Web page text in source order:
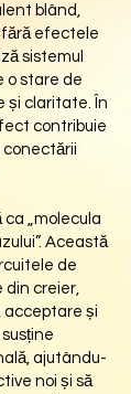
blând,
efectele
sistemul
o stare de
și claritate. În
contribuie
conectării
„molecula
Această
de
din creier,
acceptare și
ajutându-
noi și să